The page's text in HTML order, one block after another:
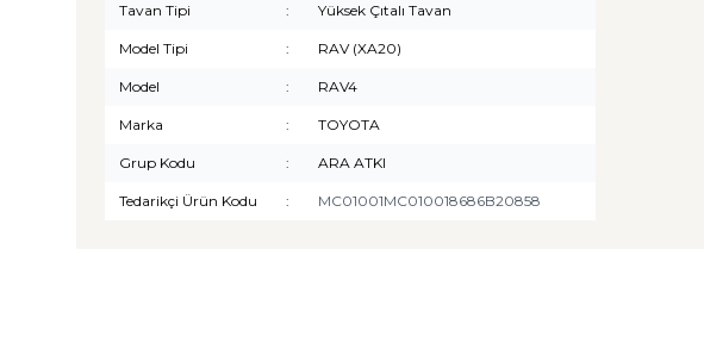
Tavan Tipi : Yüksek Çıtalı Tavan
Model Tipi : RAV (XA20)
Model : RAV4
Marka : TOYOTA
Grup Kodu : ARA ATKI
Tedarikçi Ürün Kodu : MC01001MC010018686B20858